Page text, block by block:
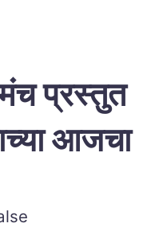
मंच प्रस्तुत
आजचा